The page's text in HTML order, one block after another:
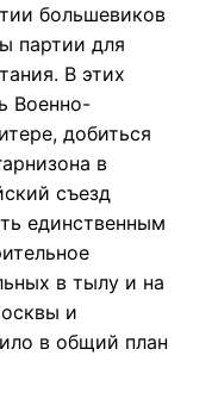
большевиков
партии для
В этих
Военно-
добиться
в
съезд
единственным
в тылу и на
и
в общий план